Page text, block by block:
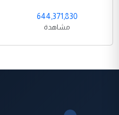
644,371,830
مشاهدة